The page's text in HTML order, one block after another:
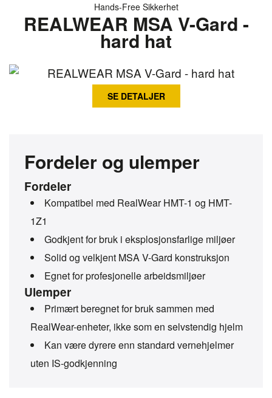
Hands‑Free Sikkerhet
REALWEAR MSA V-Gard -
hard hat
Fordeler og ulemper
Fordeler
Kompatibel med RealWear HMT-1 og HMT-
1Z1
Godkjent for bruk i eksplosjonsfarlige miljøer
Solid og velkjent MSA V-Gard konstruksjon
Egnet for profesjonelle arbeidsmiljøer
Ulemper
Primært beregnet for bruk sammen med
RealWear-enheter, ikke som en selvstendig hjelm
Kan være dyrere enn standard vernehjelmer
uten IS-godkjenning
SE DETALJER